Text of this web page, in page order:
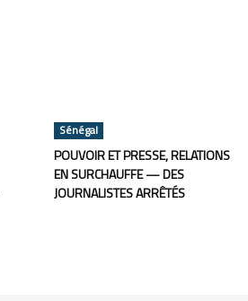
Sénégal
POUVOIR ET PRESSE, RELATIONS
EN SURCHAUFFE — DES
JOURNALISTES ARRÊTÉS